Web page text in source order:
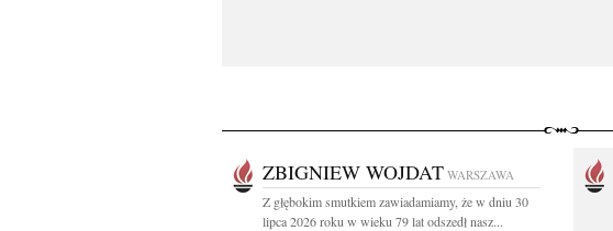
ZBIGNIEW WOJDAT WARSZAWA
Z głębokim smutkiem zawiadamiamy, że w dniu 30
lipca 2026 roku w wieku 79 lat odszedł nasz...